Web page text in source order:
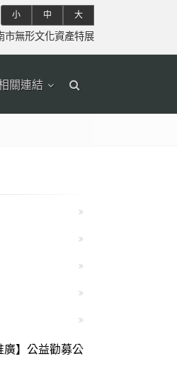
小 中 大
市無形文化資產特展
關連結
廣】公益勸募公